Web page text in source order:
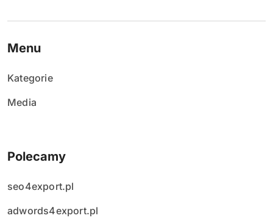
Menu
Kategorie
Media
Polecamy
seo4export.pl
adwords4export.pl